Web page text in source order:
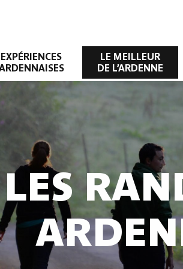
EXPÉRIENCES
LE MEILLEUR
DE L’ARDENNE